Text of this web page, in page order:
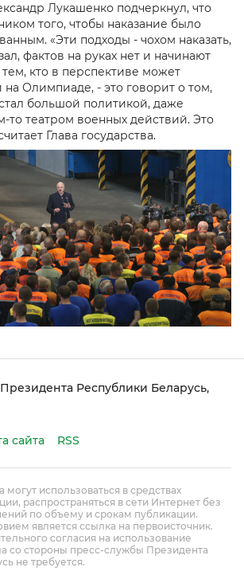
Лукашенко подчеркнул, что
того, чтобы наказание было
«Эти подходы - чохом наказать,
фактов на руках нет и начинают
тем, кто в перспективе может
на Олимпиаде, - это говорит о том,
большой политикой, даже
то театром военных действий. Это
Глава государства.
Республики Беларусь,
сайта RSS
использоваться в средствах
распространяться в сети Интернет без
по объему и срокам публикации.
является ссылка на первоисточник.
согласия на использование
со стороны пресс-службы Президента
не требуется.